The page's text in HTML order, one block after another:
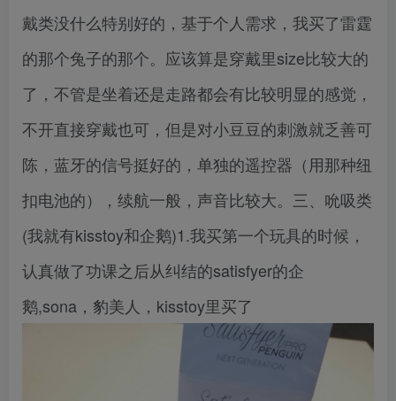
戴类没什么特别好的，基于个人需求，我买了雷霆
的那个兔子的那个。应该算是穿戴里size比较大的
了，不管是坐着还是走路都会有比较明显的感觉，
不开直接穿戴也可，但是对小豆豆的刺激就乏善可
陈，蓝牙的信号挺好的，单独的遥控器（用那种纽
扣电池的），续航一般，声音比较大。三、吮吸类
(我就有kisstoy和企鹅)1.我买第一个玩具的时候，
认真做了功课之后从纠结的satisfyer的企
鹅,sona，豹美人，kisstoy里买了